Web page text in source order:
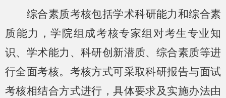
综合素质考核包括学术科研能力和综合素
质能力，学院组成考核专家组 对考生专业知
识、学术能力、科研创新潜质、综合素质等进
行全面考核。考核方式可采取科研报告与面试
考核相结合方式进行，具体要求及实施办法由